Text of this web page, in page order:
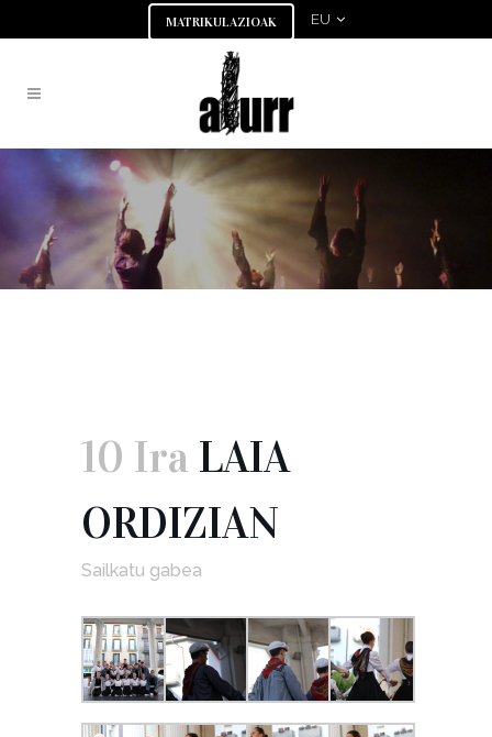
MATRIKULAZIOAK EU
10 Ira LAIA
ORDIZIAN
Sailkatu gabea